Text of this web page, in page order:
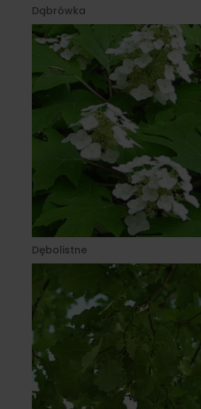
Dąbrówka
Dębolistne